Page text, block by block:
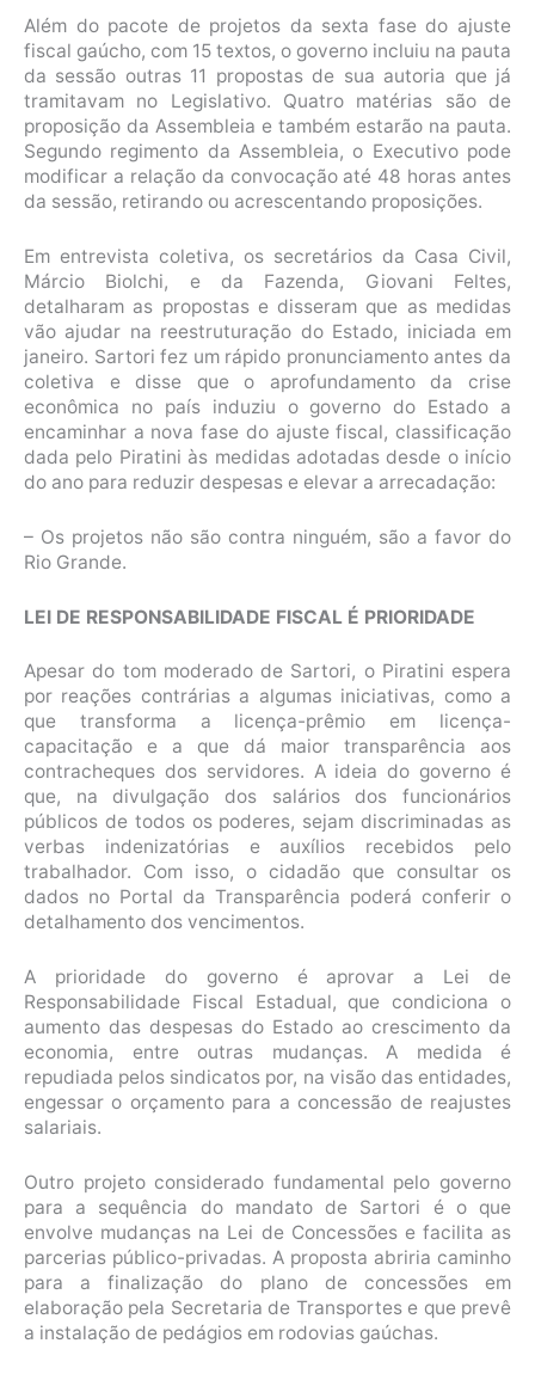
Além do pacote de projetos da sexta fase do ajuste
fiscal gaúcho, com 15 textos, o governo incluiu na pauta
da sessão outras 11 propostas de sua autoria que já
tramitavam no Legislativo. Quatro matérias são de
proposição da Assembleia e também estarão na pauta.
Segundo regimento da Assembleia, o Executivo pode
modificar a relação da convocação até 48 horas antes
da sessão, retirando ou acrescentando proposições.
Em entrevista coletiva, os secretários da Casa Civil,
Márcio Biolchi, e da Fazenda, Giovani Feltes,
detalharam as propostas e disseram que as medidas
vão ajudar na reestruturação do Estado, iniciada em
janeiro. Sartori fez um rápido pronunciamento antes da
coletiva e disse que o aprofundamento da crise
econômica no país induziu o governo do Estado a
encaminhar a nova fase do ajuste fiscal, classificação
dada pelo Piratini às medidas adotadas desde o início
do ano para reduzir despesas e elevar a arrecadação:
– Os projetos não são contra ninguém, são a favor do
Rio Grande.
LEI DE RESPONSABILIDADE FISCAL É PRIORIDADE
Apesar do tom moderado de Sartori, o Piratini espera
por reações contrárias a algumas iniciativas, como a
que transforma a licença-prêmio em licença-
capacitação e a que dá maior transparência aos
contracheques dos servidores. A ideia do governo é
que, na divulgação dos salários dos funcionários
públicos de todos os poderes, sejam discriminadas as
verbas indenizatórias e auxílios recebidos pelo
trabalhador. Com isso, o cidadão que consultar os
dados no Portal da Transparência poderá conferir o
detalhamento dos vencimentos.
A prioridade do governo é aprovar a Lei de
Responsabilidade Fiscal Estadual, que condiciona o
aumento das despesas do Estado ao crescimento da
economia, entre outras mudanças. A medida é
repudiada pelos sindicatos por, na visão das entidades,
engessar o orçamento para a concessão de reajustes
salariais.
Outro projeto considerado fundamental pelo governo
para a sequência do mandato de Sartori é o que
envolve mudanças na Lei de Concessões e facilita as
parcerias público-privadas. A proposta abriria caminho
para a finalização do plano de concessões em
elaboração pela Secretaria de Transportes e que prevê
a instalação de pedágios em rodovias gaúchas.